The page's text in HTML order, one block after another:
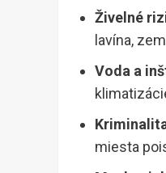
Živelné
lavína,
Voda a
miesta